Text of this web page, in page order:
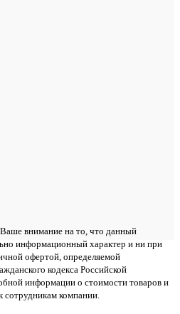
внимание на то, что данный
информационный характер и ни при
офертой, определяемой
кодекса Российской
информации о стоимости товаров и
сотрудникам компании.